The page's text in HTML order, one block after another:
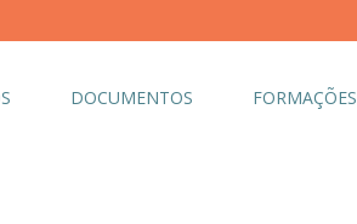
DOCUMENTOS FORMAÇÕES